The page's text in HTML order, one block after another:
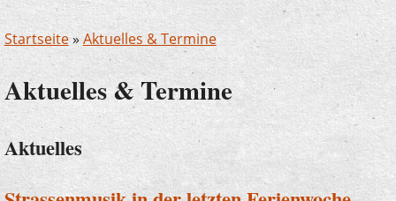
Startseite»Aktuelles & Termine
Aktuelles & Termine
Aktuelles